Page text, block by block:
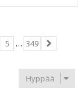
5 … 349
Hyppää